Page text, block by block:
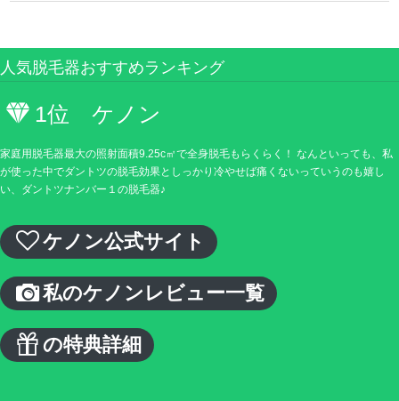
人気脱毛器おすすめランキング
1位 ケノン
家庭用脱毛器最大の照射面積9.25c㎡で全身脱毛もらくらく！ なんといっても、私
が使った中でダントツの脱毛効果としっかり冷やせば痛くないっていうのも嬉し
い、ダントツナンバー１の脱毛器♪
ケノン公式サイト
私のケノンレビュー一覧
の特典詳細